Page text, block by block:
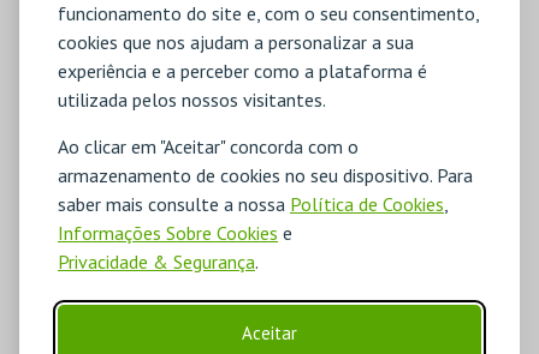
funcionamento do site e, com o seu consentimento,
cookies que nos ajudam a personalizar a sua
experiência e a perceber como a plataforma é
utilizada pelos nossos visitantes.
Ao clicar em "Aceitar" concorda com o
armazenamento de cookies no seu dispositivo. Para
saber mais consulte a nossa Política de Cookies,
Informações Sobre Cookies e
Privacidade & Segurança.
Aceitar